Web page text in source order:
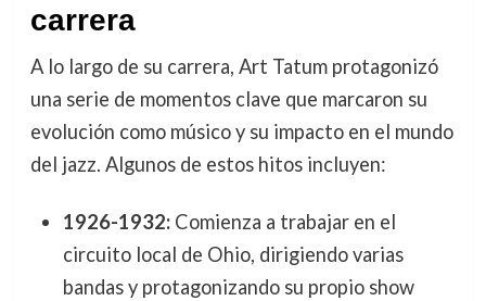
carrera
A lo largo de su carrera, Art Tatum protagonizó
una serie de momentos clave que marcaron su
evolución como músico y su impacto en el mundo
del jazz. Algunos de estos hitos incluyen:
1926-1932:Comienza a trabajar en el
circuito local de Ohio, dirigiendo varias
bandas y protagonizando su propio show